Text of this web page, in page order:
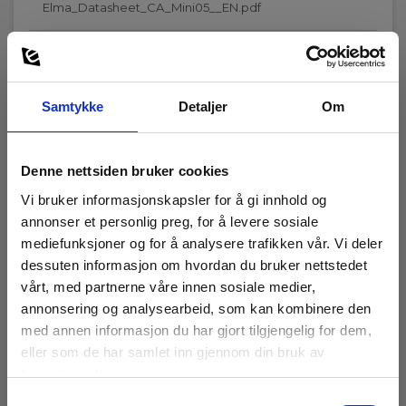
Samtykke Detaljer Om
Denne nettsiden bruker cookies
Vi bruker informasjonskapsler for å gi innhold og
annonser et personlig preg, for å levere sosiale
mediefunksjoner og for å analysere trafikken vår. Vi deler
dessuten informasjon om hvordan du bruker nettstedet
vårt, med partnerne våre innen sosiale medier,
annonsering og analysearbeid, som kan kombinere den
med annen informasjon du har gjort tilgjengelig for dem,
eller som de har samlet inn gjennom din bruk av
tjenestene deres.
1.5 m
Instrumentegenskaper:
IEC/EN 60529,IEC/EN 61010-1,IEC/EN 61010-2-032,IEC/EN
Sikkerhetskategori
IEC 61010-1 målekategori:
CAT III 600 V,CAT IV 300 V
Kapslingsgrad
IP-kode:
Elma_Datasheet_CA_Mini05__EN.pdf
Tilbehør